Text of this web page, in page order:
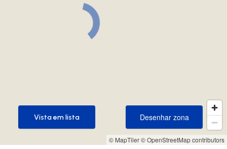
© MapTiler© OpenStreetMap contributors
Desenhar zona
Desenhar zona
Vista em lista
Vista em lista